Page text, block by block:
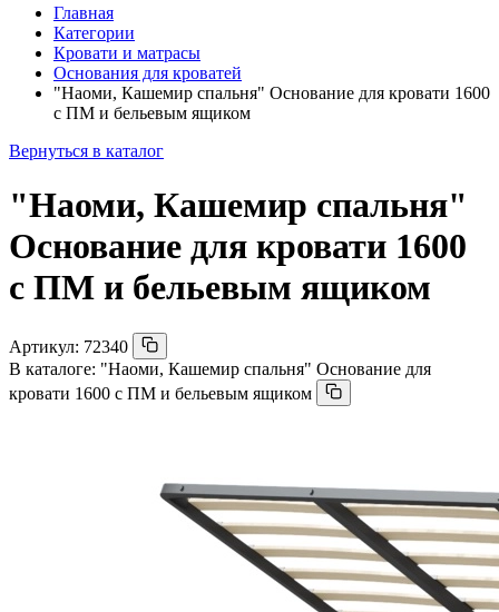
Главная
Категории
Кровати и матрасы
Основания для кроватей
"Наоми, Кашемир спальня" Основание для кровати 1600
с ПМ и бельевым ящиком
Вернуться в каталог
"Наоми, Кашемир спальня"
Основание для кровати 1600
с ПМ и бельевым ящиком
Артикул: 72340
В каталоге: "Наоми, Кашемир спальня" Основание для
кровати 1600 с ПМ и бельевым ящиком